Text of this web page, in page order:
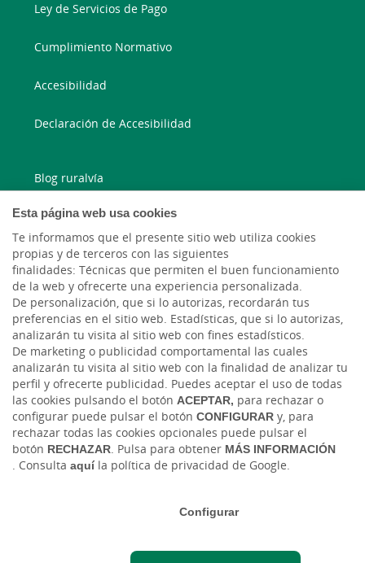
Esta página web usa cookies
Te informamos que el presente sitio web utiliza cookies
propias y de terceros con las siguientes
finalidades: Técnicas que permiten el buen funcionamiento
de la web y ofrecerte una experiencia personalizada.
De personalización, que si lo autorizas, recordarán tus
preferencias en el sitio web. Estadísticas, que si lo autorizas,
analizarán tu visita al sitio web con fines estadísticos.
De marketing o publicidad comportamental las cuales
analizarán tu visita al sitio web con la finalidad de analizar tu
perfil y ofrecerte publicidad. Puedes aceptar el uso de todas
las cookies pulsando el botón ACEPTAR, para rechazar o
configurar puede pulsar el botón CONFIGURAR y, para
rechazar todas las cookies opcionales puede pulsar el
botón RECHAZAR. Pulsa para obtener MÁS INFORMACIÓN
. Consulta aquíla política de privacidad de Google.
Configurar
Ley de Servicios de Pago
Cumplimiento Normativo
Accesibilidad
Declaración de Accesibilidad
Blog ruralvía
Blog Joven In
Facebook
Twitter
Tablón de anuncios Tipos de cambio Aviso legal
Política de cookies
Protección de datos
Ciberseguridad